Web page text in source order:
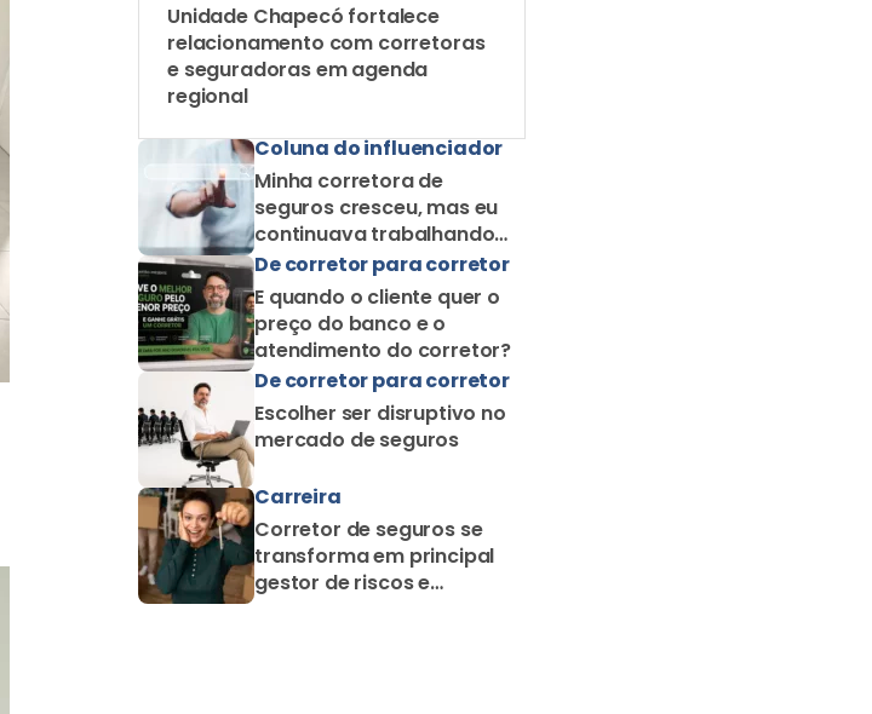
Unidade Chapecó fortalece
relacionamento com corretoras
e seguradoras em agenda
regional
Coluna do influenciador
Minha corretora de
seguros cresceu, mas eu
continuava trabalhando
como corretor solo
De corretor para corretor
E quando o cliente quer o
preço do banco e o
atendimento do corretor?
De corretor para corretor
Escolher ser disruptivo no
mercado de seguros
Carreira
Corretor de seguros se
transforma em principal
gestor de riscos e